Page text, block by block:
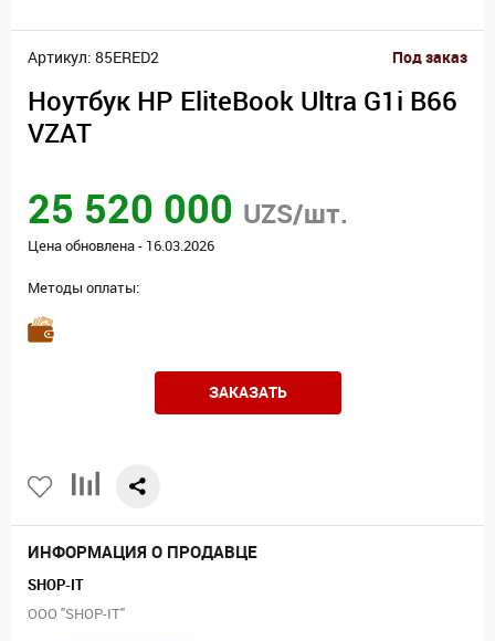
Артикул: 85ERED2 Под заказ
Ноутбук HP EliteBook Ultra G1i B66
VZAT
25 520 000 UZS/шт.
Цена обновлена - 16.03.2026
Методы оплаты:
ЗАКАЗАТЬ
ИНФОРМАЦИЯ О ПРОДАВЦЕ
SHOP-IT
ООО "SHOP-IT"